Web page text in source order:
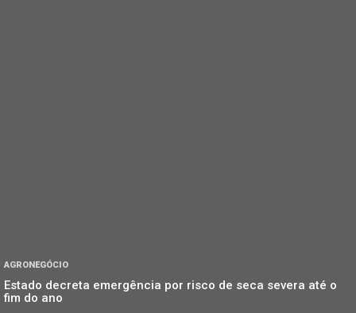
AGRONEGÓCIO
Estado decreta emergência por risco de seca severa até o
fim do ano